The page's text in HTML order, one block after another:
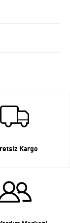
Kargo